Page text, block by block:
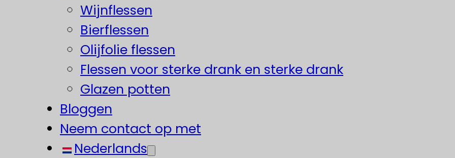
Wijnflessen
Bierflessen
Olijfolie flessen
Flessen voor sterke drank en sterke drank
Glazen potten
Bloggen
Neem contact op met
Nederlands